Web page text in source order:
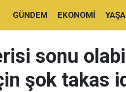
GÜNDEM EKONOMI
sonu
şok takas